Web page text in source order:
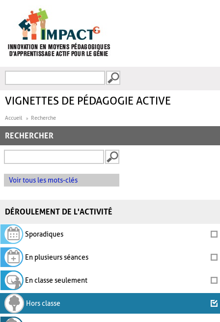
FORMULAIRE DE
VIGNETTES DE PÉDAGOGIE ACTIVE
Accueil Recherche
RECHERCHER
Voir tous les mots-clés
DÉROULEMENT DE L'ACTIVITÉ
Sporadiques
En plusieurs séances
En classe seulement
Hors classe